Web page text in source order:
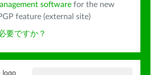
software for the new
feature (external site)
要ですか？